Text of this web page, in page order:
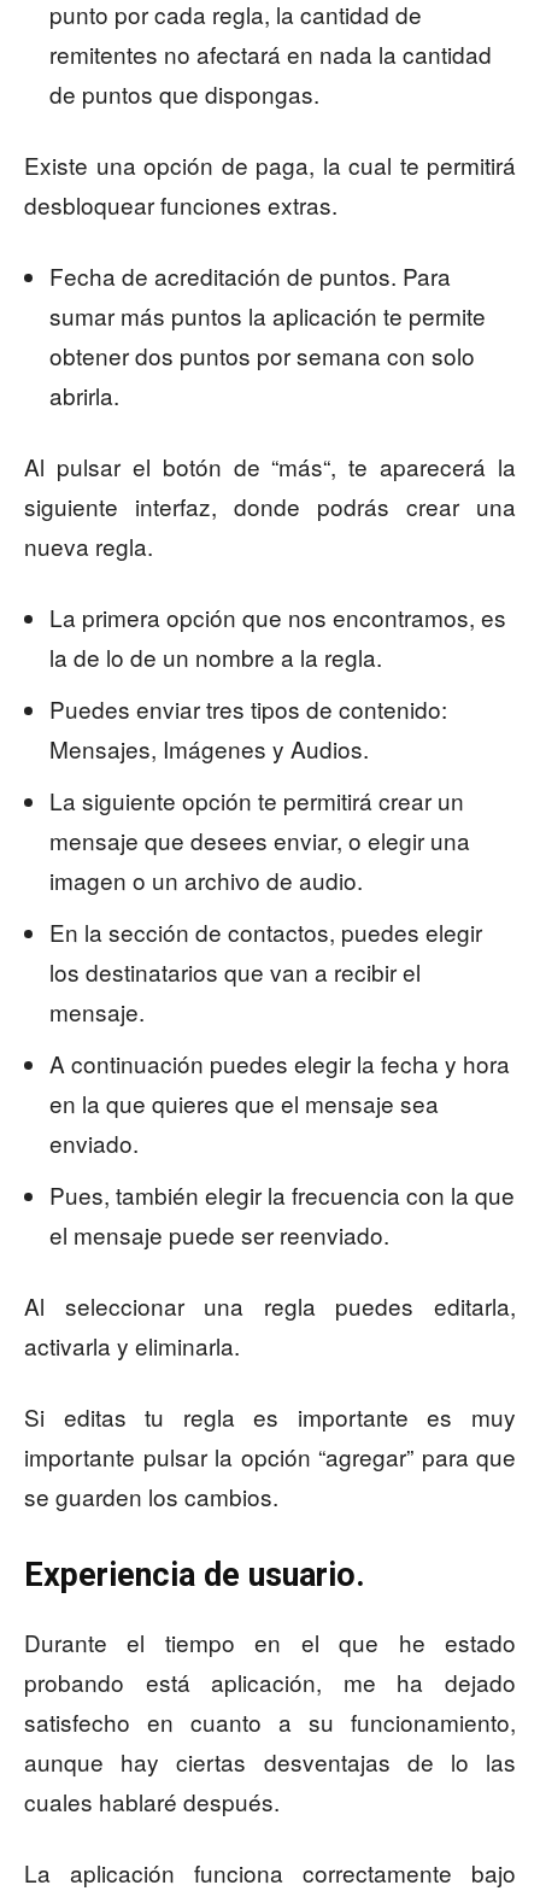
punto por cada regla, la cantidad de
remitentes no afectará en nada la cantidad
de puntos que dispongas.
Existe una opción de paga, la cual te permitirá
desbloquear funciones extras.
Fecha de acreditación de puntos. Para
sumar más puntos la aplicación te permite
obtener dos puntos por semana con solo
abrirla.
Al pulsar el botón de “más“, te aparecerá la
siguiente interfaz, donde podrás crear una
nueva regla.
La primera opción que nos encontramos, es
la de lo de un nombre a la regla.
Puedes enviar tres tipos de contenido:
Mensajes, Imágenes y Audios.
La siguiente opción te permitirá crear un
mensaje que desees enviar, o elegir una
imagen o un archivo de audio.
En la sección de contactos, puedes elegir
los destinatarios que van a recibir el
mensaje.
A continuación puedes elegir la fecha y hora
en la que quieres que el mensaje sea
enviado.
Pues, también elegir la frecuencia con la que
el mensaje puede ser reenviado.
Al seleccionar una regla puedes editarla,
activarla y eliminarla.
Si editas tu regla es importante es muy
importante pulsar la opción “agregar” para que
se guarden los cambios.
Experiencia de usuario.
Durante el tiempo en el que he estado
probando está aplicación, me ha dejado
satisfecho en cuanto a su funcionamiento,
aunque hay ciertas desventajas de lo las
cuales hablaré después.
La aplicación funciona correctamente bajo